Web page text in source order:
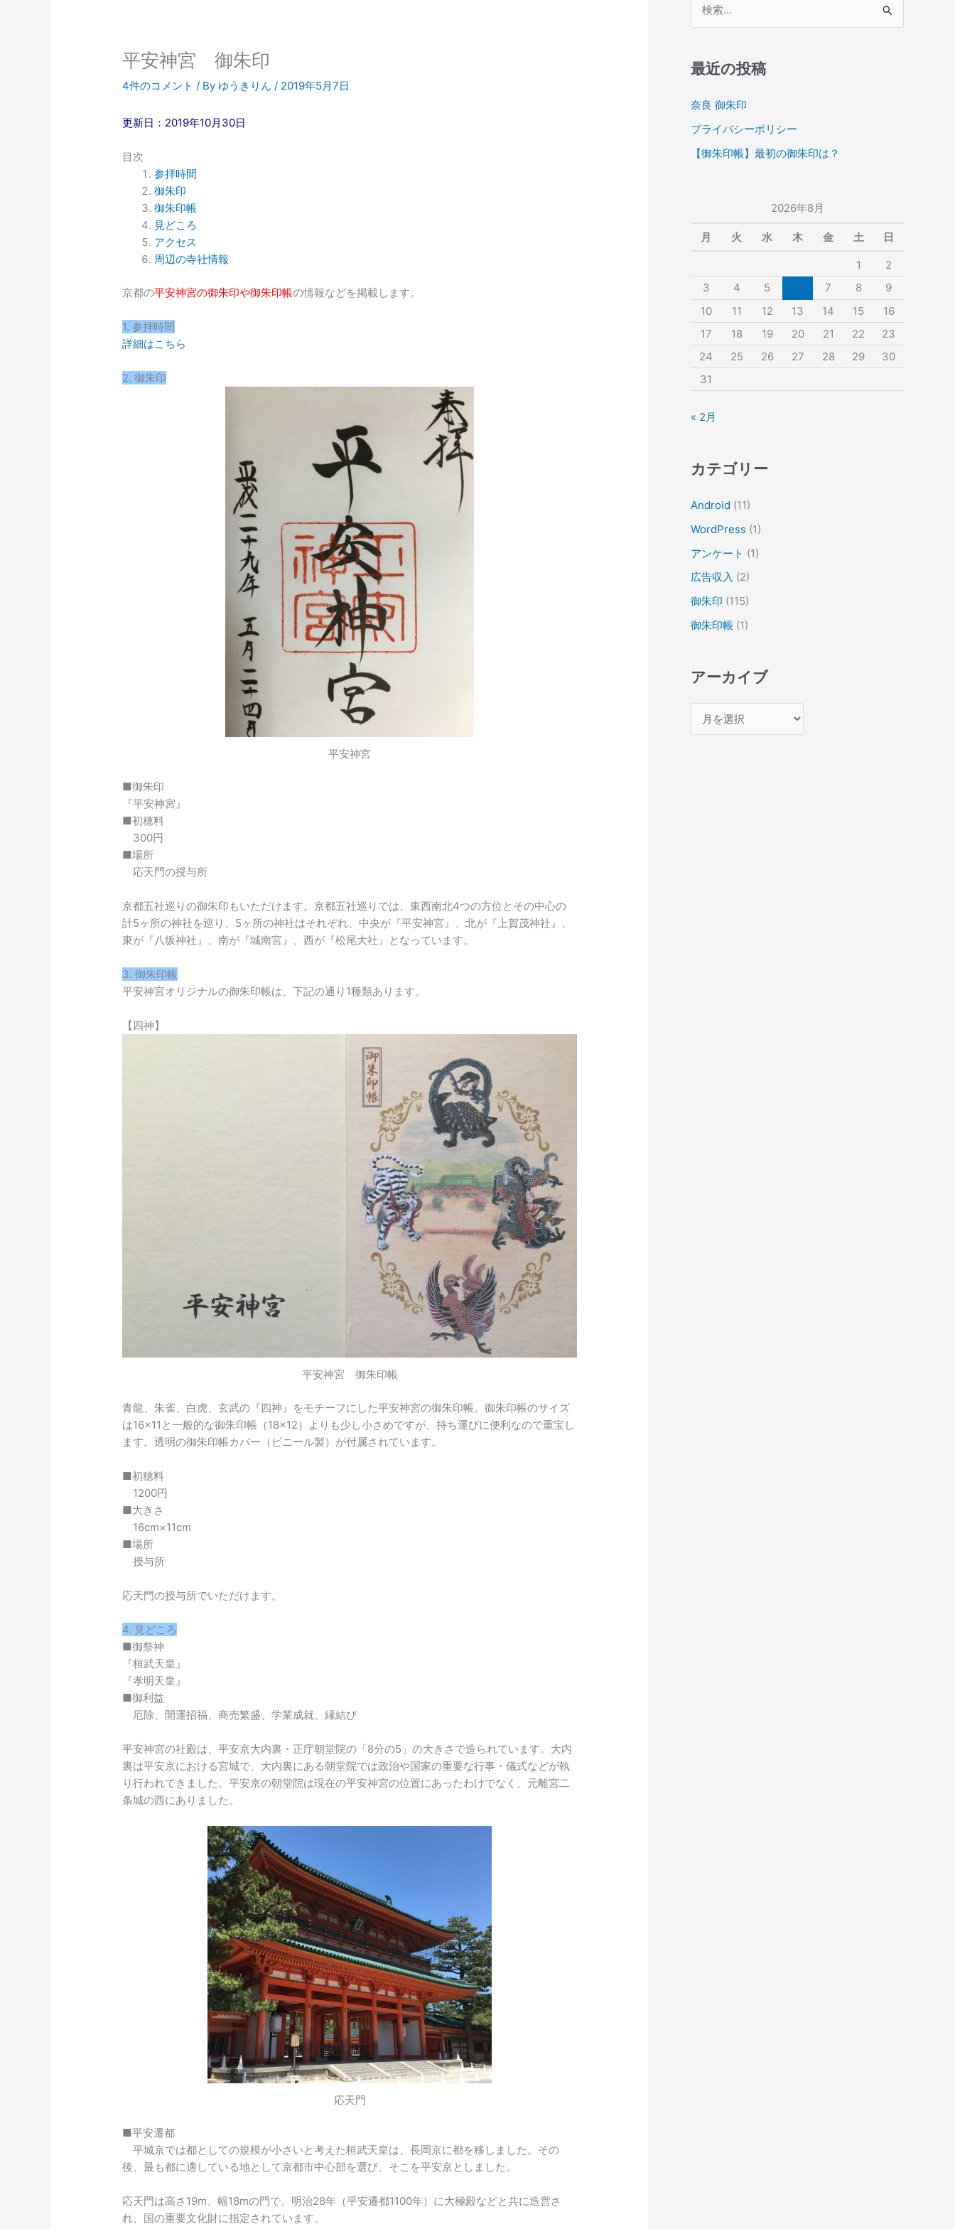
平安神宮 御朱印
4件のコメント / By ゆうきりん/ 2019年5月7日
更新日：2019年10月30日
目次
参拝時間
御朱印
御朱印帳
見どころ
アクセス
周辺の寺社情報
京都の平安神宮の御朱印や御朱印帳の情報などを掲載します。
1. 参拝時間
詳細はこちら
2. 御朱印
平安神宮
■御朱印
『平安神宮』
■初穂料
300円
■場所
応天門の授与所
京都五社巡りの御朱印もいただけます。京都五社巡りでは、東西南北4つの方位とその中心の
計5ヶ所の神社を巡り、5ヶ所の神社はそれぞれ、中央が『平安神宮』、北が『上賀茂神社』、
東が『八坂神社』、南が『城南宮』、西が『松尾大社』となっています。
3. 御朱印帳
平安神宮オリジナルの御朱印帳は、下記の通り1種類あります。
【四神】
平安神宮 御朱印帳
青龍、朱雀、白虎、玄武の『四神』をモチーフにした平安神宮の御朱印帳。御朱印帳のサイズ
は16×11と一般的な御朱印帳（18×12）よりも少し小さめですが、持ち運びに便利なので重宝し
ます。透明の御朱印帳カバー（ビニール製）が付属されています。
■初穂料
1200円
■大きさ
16cm×11cm
■場所
授与所
応天門の授与所でいただけます。
4. 見どころ
■御祭神
『桓武天皇』
『孝明天皇』
■御利益
厄除、開運招福、商売繁盛、学業成就、縁結び
平安神宮の社殿は、平安京大内裏・正庁朝堂院の「8分の5」の大きさで造られています。大内
裏は平安京における宮城で、大内裏にある朝堂院では政治や国家の重要な行事・儀式などが執
り行われてきました。平安京の朝堂院は現在の平安神宮の位置にあったわけでなく、元離宮二
条城の西にありました。
応天門
■平安遷都
平城京では都としての規模が小さいと考えた桓武天皇は、長岡京に都を移しました。その
後、最も都に適している地として京都市中心部を選び、そこを平安京としました。
応天門は高さ19m、幅18mの門で、明治28年（平安遷都1100年）に大極殿などと共に造営さ
れ、国の重要文化財に指定されています。
象
最近の投稿
奈良 御朱印
プライバシーポリシー
【御朱印帳】最初の御朱印は？
2026年8月
月 火 水 木 金 土 日
1
2
3
4 5 7 8
9
10
11 12 13 14 15
16
17
18 19 20 21 22
23
24
25 26 27 28 29
30
31
« 2月
カテゴリー
Android (11)
WordPress (1)
アンケート (1)
広告収入 (2)
御朱印 (115)
御朱印帳 (1)
アーカイブ
ー